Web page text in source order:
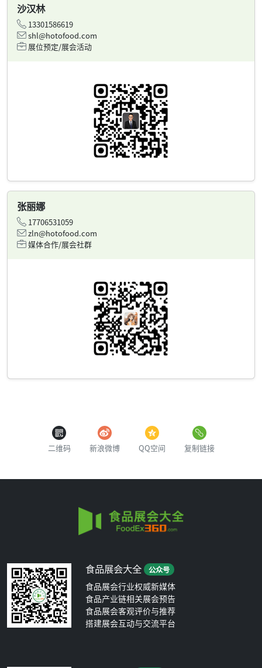
沙汉林
13301586619
shl@hotofood.com
展位预定/展会活动
张丽娜
17706531059
zln@hotofood.com
媒体合作/展会社群
二维码 新浪微博 QQ空间 复制链接
食品展会大全 公众号
食品展会行业权威新媒体
食品产业链相关展会预告
食品展会客观评价与推荐
搭建展会互动与交流平台